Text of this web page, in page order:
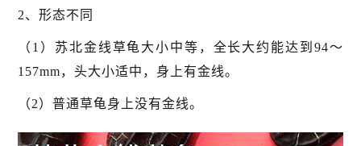
2、形态不同
（1）苏北金线草龟大小中等，全长大约能达到94～
157mm，头大小适中，身上有金线。
（2）普通草龟身上没有金线。